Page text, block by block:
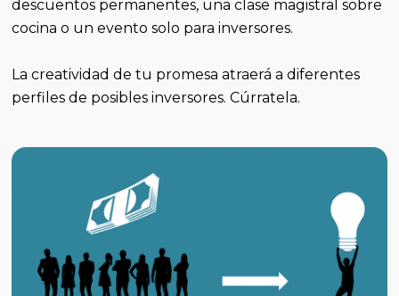
descuentos permanentes, una clase magistral sobre
cocina o un evento solo para inversores.
La creatividad de tu promesa atraerá a diferentes
perfiles de posibles inversores. Cúrratela.